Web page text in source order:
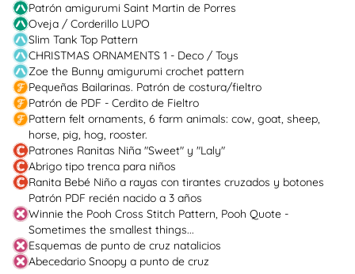
Patrón amigurumi Saint Martin de Porres
Oveja / Corderillo LUPO
Slim Tank Top Pattern
CHRISTMAS ORNAMENTS 1 - Deco / Toys
Zoe the Bunny amigurumi crochet pattern
Pequeñas Bailarinas. Patrón de costura/fieltro
Patrón de PDF - Cerdito de Fieltro
Pattern felt ornaments, 6 farm animals: cow, goat, sheep,
horse, pig, hog, rooster.
Patrones Ranitas Niña "Sweet" y "Laly"
Abrigo tipo trenca para niños
Ranita Bebé Niño a rayas con tirantes cruzados y botones
Patrón PDF recién nacido a 3 años
Winnie the Pooh Cross Stitch Pattern, Pooh Quote -
Sometimes the smallest things...
Esquemas de punto de cruz natalicios
Abecedario Snoopy a punto de cruz